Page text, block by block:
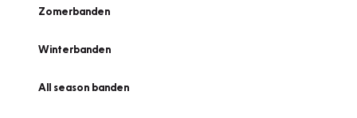
Zomerbanden
Winterbanden
All season banden